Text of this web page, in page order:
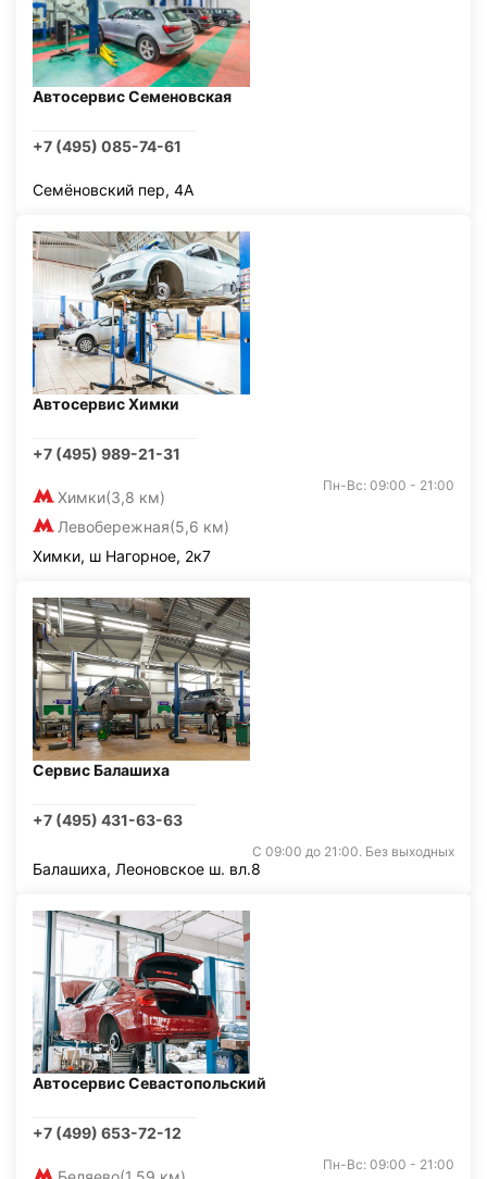
Автосервис Семеновская
+7 (495) 085-74-61
Семёновский пер, 4А
Автосервис Химки
+7 (495) 989-21-31
Химки(3,8 км)
Левобережная(5,6 км)
Пн-Вс: 09:00 - 21:00
Химки, ш Нагорное, 2к7
Сервис Балашиха
+7 (495) 431-63-63
С 09:00 до 21:00. Без выходных
Балашиха, Леоновское ш. вл.8
Автосервис Севастопольский
+7 (499) 653-72-12
Пн-Вс: 09:00 - 21:00